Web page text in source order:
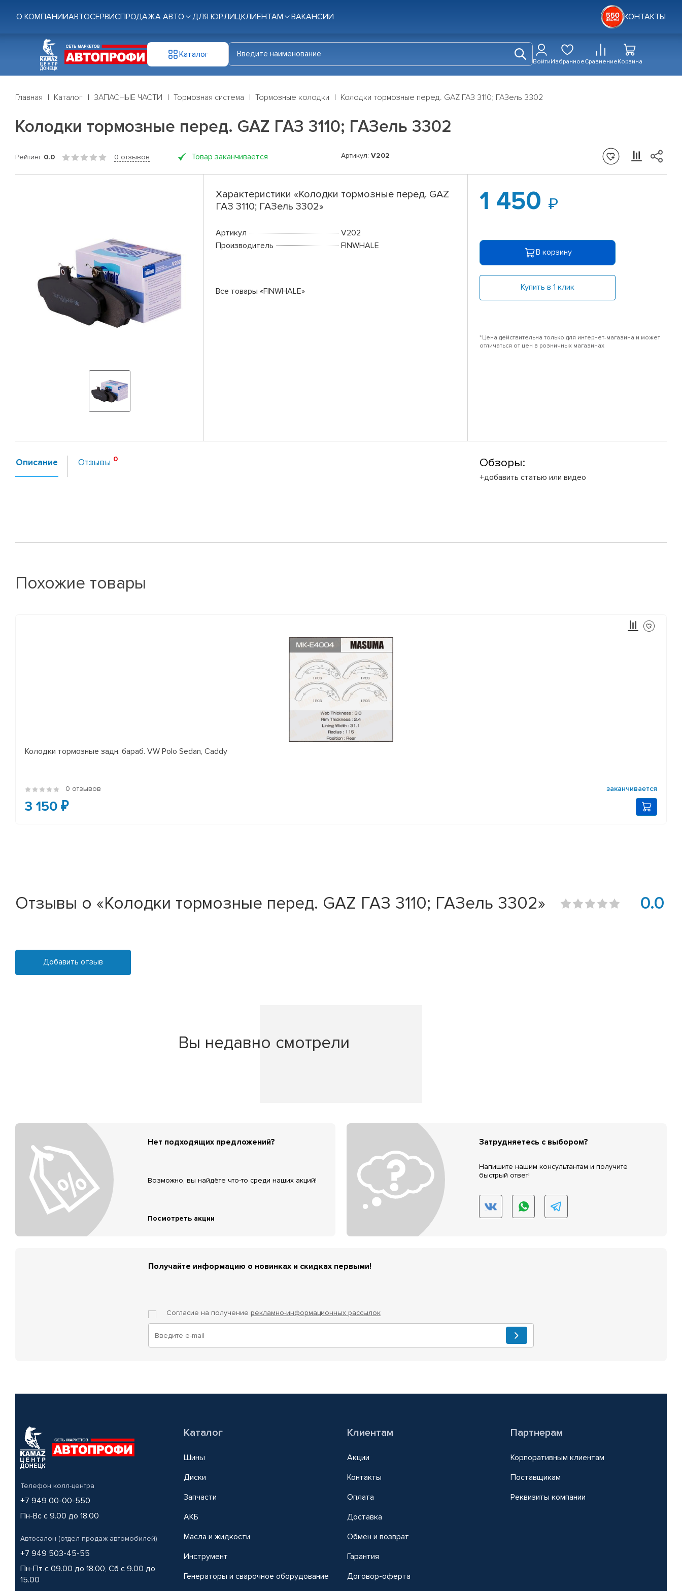
О КОМПАНИИАВТОСЕРВИСПРОДАЖА АВТО ДЛЯ ЮР.ЛИЦКЛИЕНТАМ ВАКАНСИИ КОНТАКТЫ
Каталог
ВойтиИзбранноеСравнениеКорзина
Главная Каталог ЗАПАСНЫЕ ЧАСТИ Тормозная система Тормозные колодки Колодки тормозные перед. GAZ ГАЗ 3110; ГАЗель 3302
Колодки тормозные перед. GAZ ГАЗ 3110; ГАЗель 3302
Рейтинг 0.0 0 отзывов Товар заканчивается Артикул: V202
Характеристики «Колодки тормозные перед. GAZ
ГАЗ 3110; ГАЗель 3302»
Артикул
V202
Производитель
FINWHALE
Все товары «FINWHALE»
1 450
В корзину
Купить в 1 клик
*Цена действительна только для интернет-магазина и может
отличаться от цен в розничных магазинах
Описание Отзывы Обзоры:
+добавить статью или видео
Похожие товары
Колодки тормозные задн. бараб. VW Polo Sedan, Caddy
0 отзывов заканчивается
3 150 ₽
Отзывы о «Колодки тормозные перед. GAZ ГАЗ 3110; ГАЗель 3302» 0.0
Добавить отзыв
Вы недавно смотрели
Нет подходящих предложений?
Возможно, вы найдёте что-то среди наших акций!
Посмотреть акции
Затрудняетесь с выбором?
Напишите нашим консультантам и получите
быстрый ответ!
Получайте информацию о новинках и скидках первыми!
Согласие на получение рекламно-информационных рассылок
Телефон колл-центра
+7 949 00-00-550
Пн-Вс с 9.00 до 18.00
Автосалон (отдел продаж автомобилей)
+7 949 503-45-55
Пн-Пт с 09.00 до 18.00, Сб с 9.00 до
15.00
Каталог
Шины
Диски
Запчасти
АКБ
Масла и жидкости
Инструмент
Генераторы и сварочное оборудование
Клиентам
Акции
Контакты
Оплата
Доставка
Обмен и возврат
Гарантия
Договор-оферта
Партнерам
Корпоративным клиентам
Поставщикам
Реквизиты компании